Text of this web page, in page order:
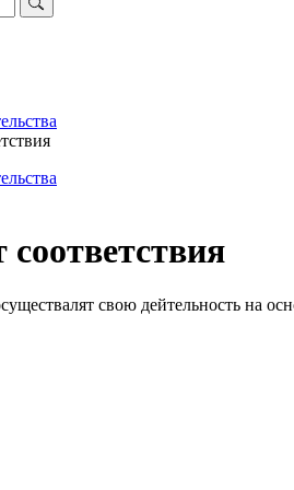
свою дейтельность на